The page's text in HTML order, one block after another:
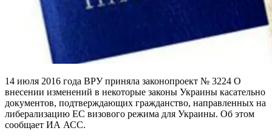
14 июля 2016 года ВРУ приняла законопроект № 3224 О
внесении изменений в некоторые законы Украины касательно
документов, подтверждающих гражданство, направленных на
либерализацию ЕС визового режима для Украины. Об этом
сообщает ИА АСС.